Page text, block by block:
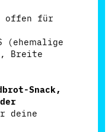
offen für
(ehemalige
Breite
Snack,
deine